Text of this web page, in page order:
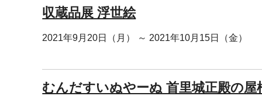
収蔵品展 浮世絵
2021年9月20日（月） ～ 2021年10月15日（金）
むんだすいぬやーぬ 首里城正殿の屋